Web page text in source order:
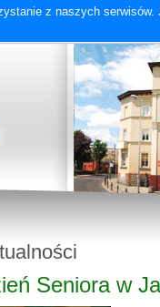
Seniora w
z naszych